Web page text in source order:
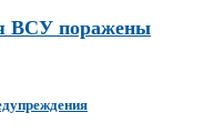
ВСУ поражены